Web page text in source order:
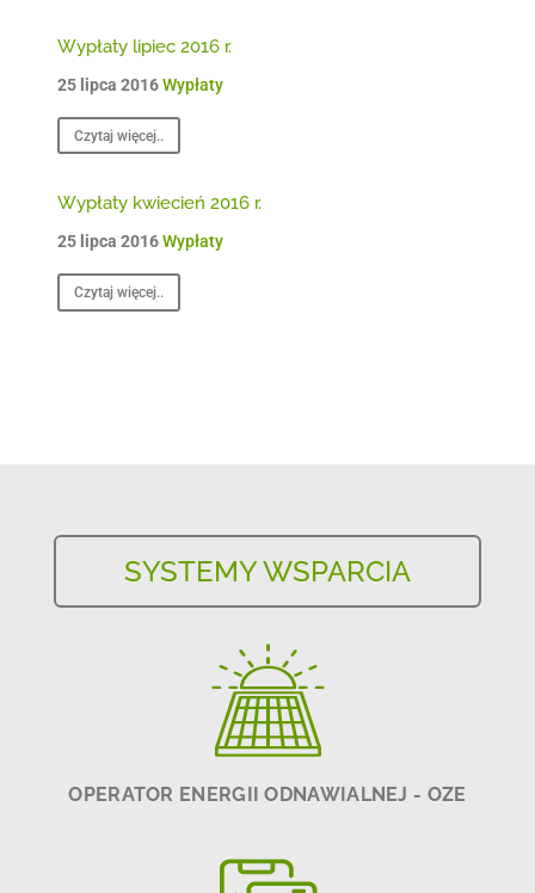
Wypłaty lipiec 2016 r.
25 lipca 2016 Wypłaty
Czytaj więcej..
Wypłaty kwiecień 2016 r.
25 lipca 2016 Wypłaty
Czytaj więcej..
SYSTEMY WSPARCIA
OPERATOR ENERGII ODNAWIALNEJ - OZE